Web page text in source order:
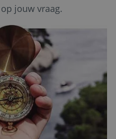
jouw vraag.
LinkedIn
5 maanden 4
Privacy Policy